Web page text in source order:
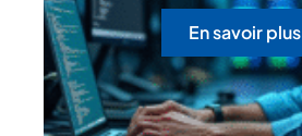
En savoir plus